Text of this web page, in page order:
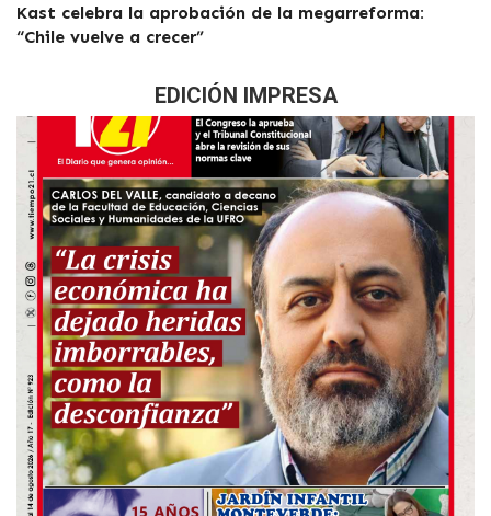
Kast celebra la aprobación de la megarreforma:
“Chile vuelve a crecer”
EDICIÓN IMPRESA